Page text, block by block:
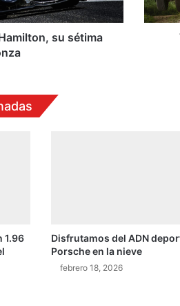
su sétima
1.96
Disfrutamos del ADN
Porsche en la nieve
febrero 18, 2026